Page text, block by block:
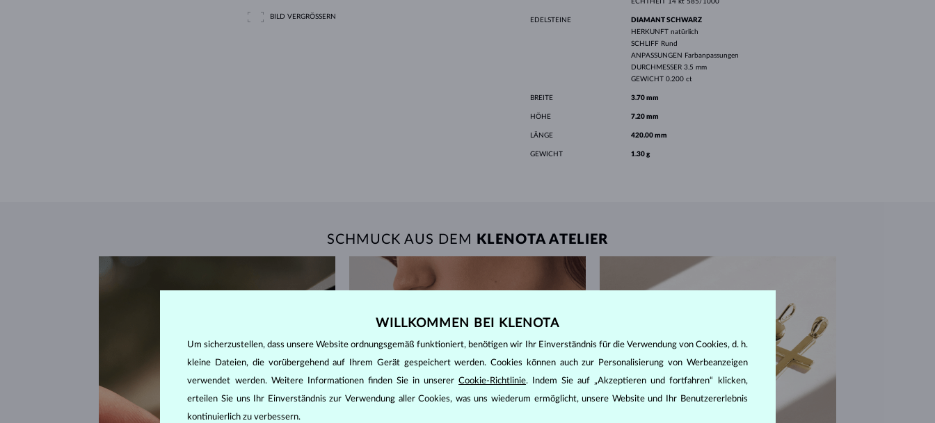
BILD VERGRÖSSERN EDELSTEINE
DIAMANT SCHWARZ
HERKUNFT natürlich
SCHLIFF Rund
ANPASSUNGEN
Farbanpassungen
DURCHMESSER 3.5 mm
GEWICHT 0.200 ct
BREITE 3.70 mm
HÖHE 7.20 mm
LÄNGE 420.00 mm
GEWICHT 1.30 g
SCHMUCK AUS DEM KLENOTA ATELIER
WILLKOMMEN BEI KLENOTA
Um sicherzustellen, dass unsere Website ordnungsgemäß funktioniert, benötigen wir Ihr Einverständnis für die Verwendung von Cookies, d. h.
kleine Dateien, die vorübergehend auf Ihrem Gerät gespeichert werden. Cookies können auch zur Personalisierung von Werbeanzeigen
verwendet werden. Weitere Informationen finden Sie in unsererCookie-Richtlinie. Indem Sie auf „Akzeptieren und fortfahren“ klicken,
erteilen Sie uns Ihr Einverständnis zur Verwendung aller Cookies, was uns wiederum ermöglicht, unsere Website und Ihr Benutzererlebnis
kontinuierlich zu verbessern.